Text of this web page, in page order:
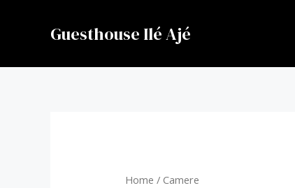
contenutoGuesthouse Ilé Ajé
Home / Camere